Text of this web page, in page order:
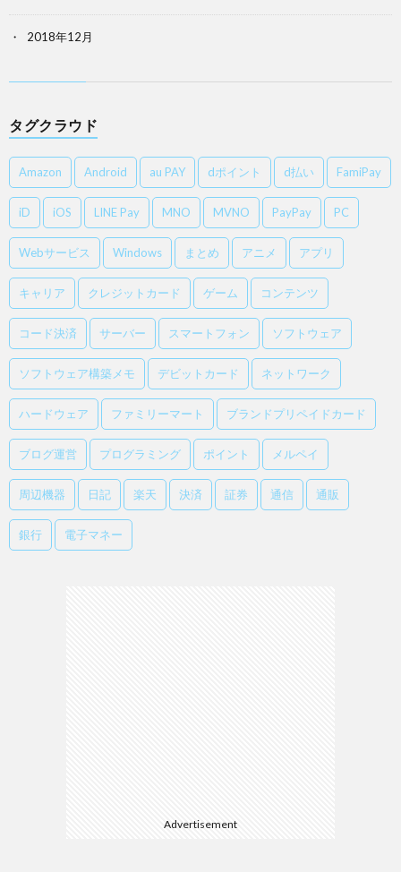
2018年12月
タグクラウド
Amazon Android au PAY dポイント d払い FamiPay
iD iOS LINE Pay MNO MVNO PayPay PC
Webサービス Windows まとめ アニメ アプリ
キャリア クレジットカード ゲーム コンテンツ
コード決済 サーバー スマートフォン ソフトウェア
ソフトウェア構築メモ デビットカード ネットワーク
ハードウェア ファミリーマート ブランドプリペイドカード
ブログ運営 プログラミング ポイント メルペイ
周辺機器 日記 楽天 決済 証券 通信 通販
銀行 電子マネー
Advertisement